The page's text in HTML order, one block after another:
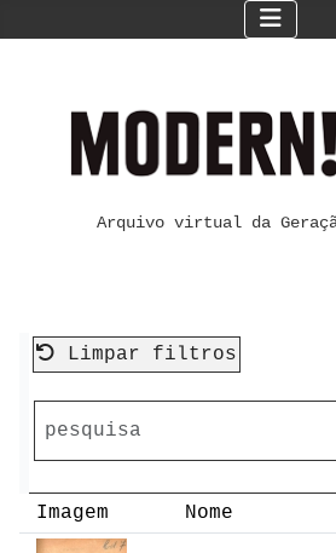
Arquivo virtual da
Limpar filtros
Imagem Nome